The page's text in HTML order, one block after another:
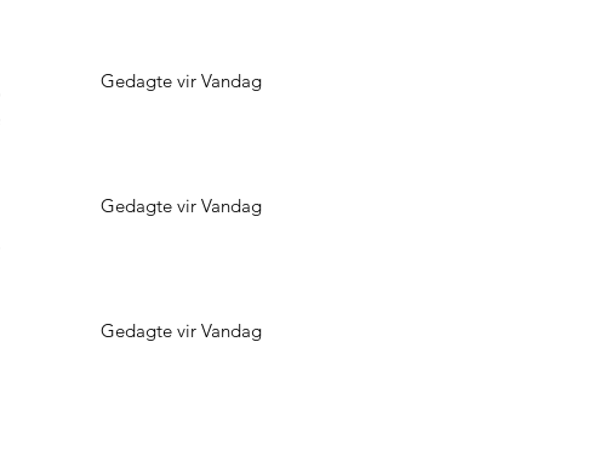
Gedagte vir Vandag
Gedagte vir Vandag
Gedagte vir Vandag